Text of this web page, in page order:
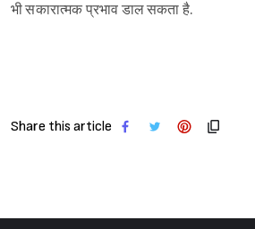
भी सकारात्मक प्रभाव डाल सकता है.
Share this article